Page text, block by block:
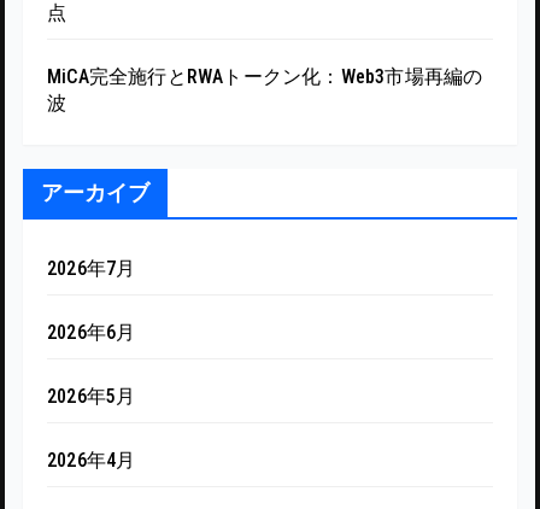
点
MiCA完全施行とRWAトークン化：Web3市場再編の
波
アーカイブ
2026年7月
2026年6月
2026年5月
2026年4月